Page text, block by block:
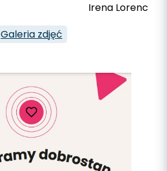
Irena Lorenc
Galeria zdjęć